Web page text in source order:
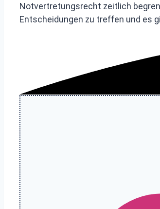
Notvertretungsrecht zeitlich
Entscheidungen zu treffen und es